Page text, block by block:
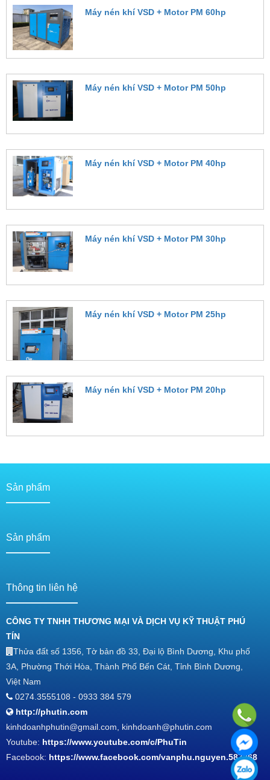
Máy nén khí VSD + Motor PM 60hp
Máy nén khí VSD + Motor PM 50hp
Máy nén khí VSD + Motor PM 40hp
Máy nén khí VSD + Motor PM 30hp
Máy nén khí VSD + Motor PM 25hp
Máy nén khí VSD + Motor PM 20hp
Sản phẩm
Sản phẩm
Thông tin liên hệ
CÔNG TY TNHH THƯƠNG MẠI VÀ DỊCH VỤ KỸ THUẬT PHÚ
TÍN
Thửa đất số 1356, Tờ bản đồ 33, Đại lộ Bình Dương, Khu phố
3A, Phường Thới Hòa, Thành Phố Bến Cát, Tỉnh Bình Dương,
Việt Nam
0274.3555108 - 0933 384 579
http://phutin.com
kinhdoanhphutin@gmail.com, kinhdoanh@phutin.com
Youtube: https://www.youtube.com/c/PhuTin
Facebook: https://www.facebook.com/vanphu.nguyen.587268